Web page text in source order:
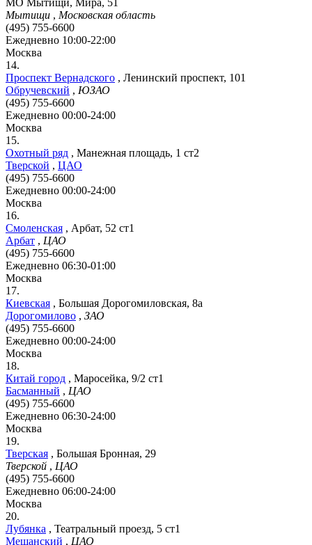
Мытищи , Московская область
(495) 755-6600
Ежедневно 10:00-22:00
Москва
14.
Проспект Вернадского , Ленинский проспект, 101
Обручевский , ЮЗАО
(495) 755-6600
Ежедневно 00:00-24:00
Москва
15.
Охотный ряд , Манежная площадь, 1 ст2
Тверской , ЦАО
(495) 755-6600
Ежедневно 00:00-24:00
Москва
16.
Смоленская , Арбат, 52 ст1
Арбат , ЦАО
(495) 755-6600
Ежедневно 06:30-01:00
Москва
17.
Киевская , Большая Дорогомиловская, 8а
Дорогомилово , ЗАО
(495) 755-6600
Ежедневно 00:00-24:00
Москва
18.
Китай город , Маросейка, 9/2 ст1
Басманный , ЦАО
(495) 755-6600
Ежедневно 06:30-24:00
Москва
19.
Тверская , Большая Бронная, 29
Тверской , ЦАО
(495) 755-6600
Ежедневно 06:00-24:00
Москва
20.
Лубянка , Театральный проезд, 5 ст1
Мещанский , ЦАО